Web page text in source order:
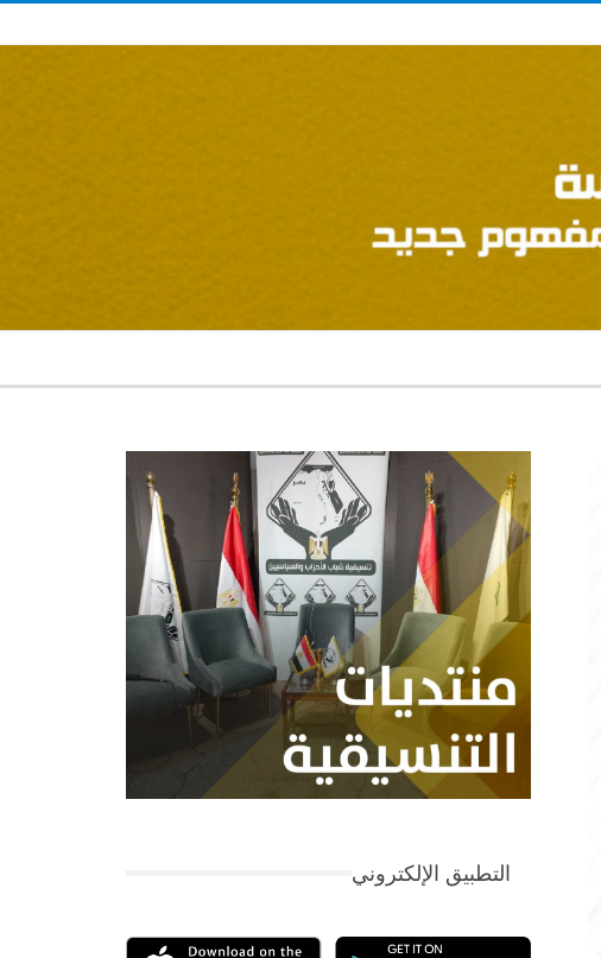
التطبيق الإلكتروني